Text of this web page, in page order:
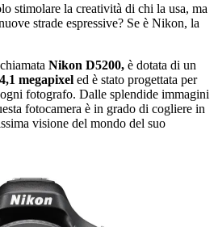
stimolare la creatività di chi la usa, ma
strade espressive? Se è Nikon, la
Nikon D5200, è dotata di un
megapixel ed è stato progettata per
fotografo. Dalle splendide immagini
fotocamera è in grado di cogliere in
visione del mondo del suo